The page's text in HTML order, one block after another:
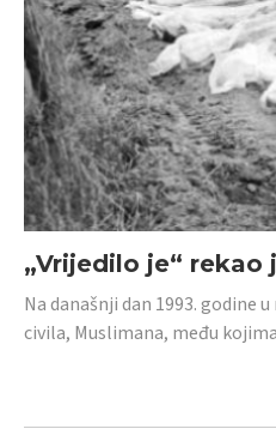
„Vrijedilo je“
Na današnji dan 1993. godine
civila, Muslimana, među